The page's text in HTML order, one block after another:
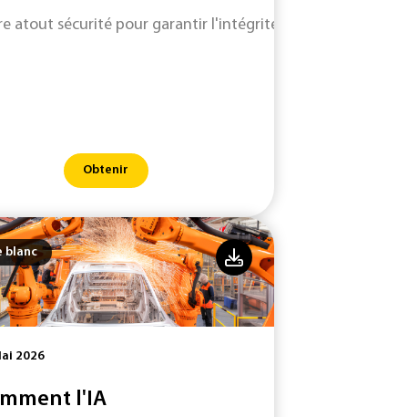
atout sécurité pour garantir l'intégrité de vos systèmes
Obtenir
blanc
2026
l'IA